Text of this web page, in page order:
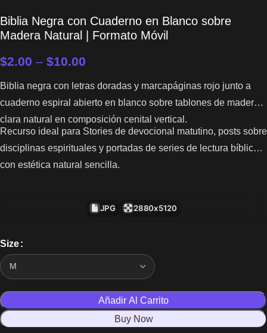
Biblia Negra con Cuaderno en Blanco sobre
Madera Natural | Formato Móvil
$2.00 – $10.00
Biblia negra con letras doradas y marcapáginas rojo junto a
cuaderno espiral abierto en blanco sobre tablones de madera
clara natural en composición cenital vertical.
Recurso ideal para Stories de devocional matutino, posts sobre
disciplinas espirituales y portadas de series de lectura bíblica
con estética natural sencilla.
JPG 2880x5120
Size
Añadir Al Carrito
Buy Now